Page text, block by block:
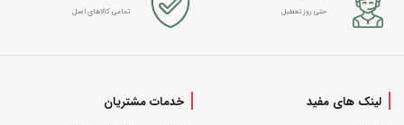
حتی روز تعطیل تمامی کالاهای اصل
لینک های مفید
خدمات مشتریان